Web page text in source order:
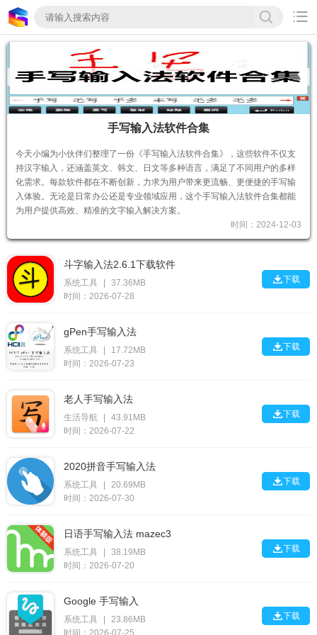

手写输入法软件合集
今天小编为小伙伴们整理了一份《手写输入法软件合集》，这些软件不仅支
持汉字输入，还涵盖英文、韩文、日文等多种语言，满足了不同用户的多样
化需求。每款软件都在不断创新，力求为用户带来更流畅、更便捷的手写输
入体验。无论是日常办公还是专业领域应用，这个手写输入法软件合集都能
为用户提供高效、精准的文字输入解决方案。
时间：2024-12-03
斗字输入法2.6.1下载软件
系统工具
37.36MB
时间：2026-07-28
下载
gPen手写输入法
系统工具
17.72MB
时间：2026-07-23
下载
老人手写输入法
生活导航
43.91MB
时间：2026-07-22
下载
2020拼音手写输入法
系统工具
20.69MB
时间：2026-07-30
下载
日语手写输入法 mazec3
系统工具
38.19MB
时间：2026-07-20
下载
Google 手写输入
系统工具
23.86MB
时间：2026-07-25
下载